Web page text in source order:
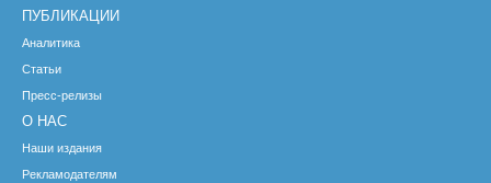
ПУБЛИКАЦИИ
Аналитика
Статьи
Пресс-релизы
О НАС
Наши издания
Рекламодателям